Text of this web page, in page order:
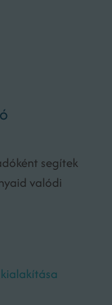
segítek
valódi